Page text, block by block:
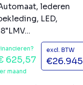
lederen
LED,
625,57
maand
excl. BTW
€26.945